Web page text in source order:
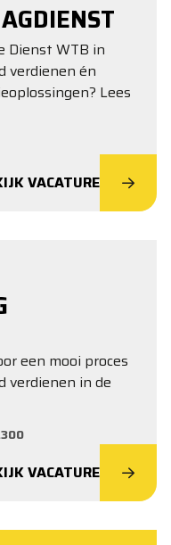
Dienst WTB in
verdienen én
Lees
VACATURE
een mooi proces
verdienen in de
VACATURE